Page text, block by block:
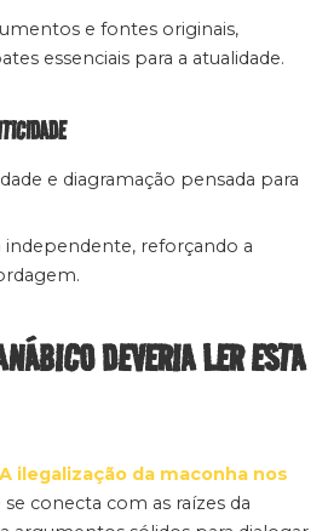
e fontes originais,
essenciais para a atualidade.
e diagramação pensada para
independente, reforçando a
DEVERIA LER ESTA
ilegalização da maconha nos
se conecta com as raízes da